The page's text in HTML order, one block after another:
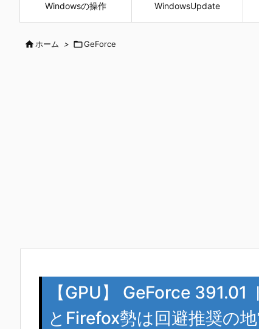
Windowsの操作 WindowsUpdate
ホーム > GeForce
【GPU】 GeForce
とFirefox勢は回避推奨の